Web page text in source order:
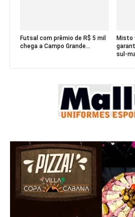
Futsal com prêmio de R$ 5 mil
chega a Campo Grande...
Misto
sul-